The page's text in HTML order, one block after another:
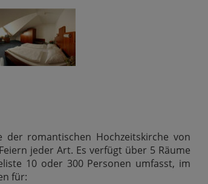
romantischen Hochzeitskirche von
jeder Art. Es verfügt über 5 Räume
10 oder 300 Personen umfasst, im
für: